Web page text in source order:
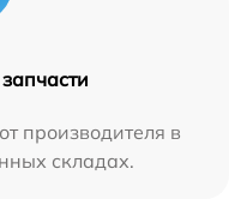
производителя в
складах.